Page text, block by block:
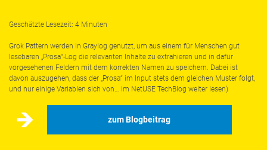
Geschätzte Lesezeit: 4 Minuten
Grok Pattern werden in Graylog genutzt, um aus einem für Menschen gut
lesebaren „Prosa“-Log die relevanten Inhalte zu extrahieren und in dafür
vorgesehenen Feldern mit dem korrekten Namen zu speichern. Dabei ist
davon auszugehen, dass der „Prosa“ im Input stets dem gleichen Muster folgt,
und nur einige Variablen sich von… im NetUSE TechBlog weiter lesen)
zum Blogbeitrag